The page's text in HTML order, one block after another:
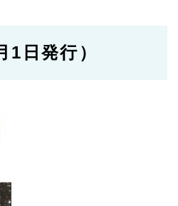
1日発行）